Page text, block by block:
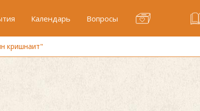
Календарь Вопросы
кришнаит"